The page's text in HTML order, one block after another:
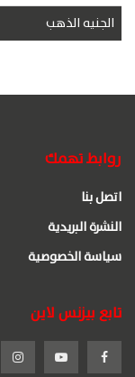
الجنيه الذهب
روابط تهمك
اتصل بنا
النشرة البريدية
سياسة الخصوصية
تابع بيزنس لاين